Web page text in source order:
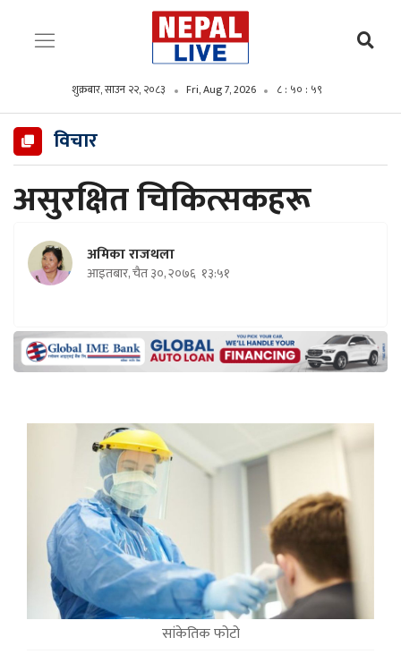
शुक्रबार, साउन २२, २०८३ Fri, Aug 7, 2026 ८ : ५१ : ००
विचार
असुरक्षित चिकित्सकहरू
अमिका राजथला
आइतबार, चैत ३०, २०७६ १३:५१
सांकेतिक फोटो